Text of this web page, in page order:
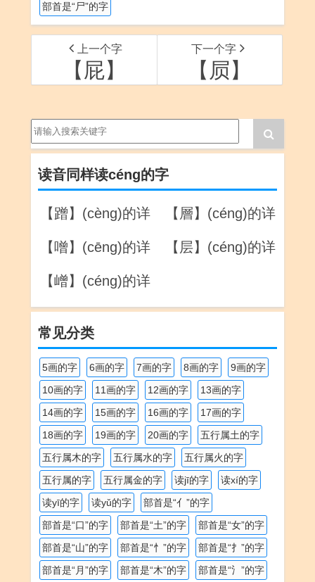
部首是“尸”的字
上一个字
【屁】
下一个字
【屃】
读音同样读céng的字
【蹭】(cèng)的详
【層】(céng)的详
【噌】(cēng)的详
【层】(céng)的详
【嶒】(céng)的详
常见分类
5画的字 6画的字 7画的字 8画的字
9画的字
10画的字
11画的字 12画的字
13画的字
14画的字
15画的字 16画的字
17画的字
18画的字
19画的字 20画的字
五行属土的字
五行属木的字
五行属水的字
五行属火的字
五行属的字
五行属金的字 读jī的字
读xí的字
读yī的字
读yǔ的字
部首是“亻”的字
部首是“口”的字
部首是“土”的字
部首是“女”的字
部首是“山”的字
部首是“忄”的字
部首是“扌”的字
部首是“月”的字
部首是“木”的字
部首是“氵”的字